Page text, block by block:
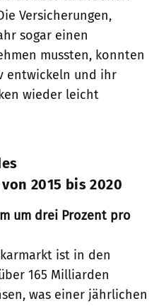
Versicherungen,
sogar einen
mussten, konnten
entwickeln und ihr
wieder leicht
2015 bis 2020
um drei Prozent pro
ist in den
165 Milliarden
was einer jährlichen